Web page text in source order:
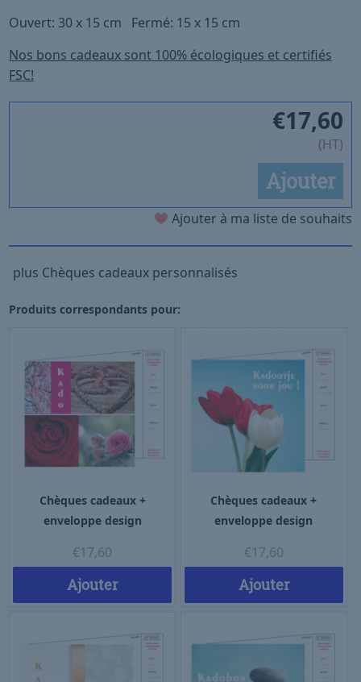
Ouvert: 30 x 15 cm Fermé: 15 x 15 cm
Nos bons cadeaux sont 100% écologiques et certifiés
FSC!
€17,60
(HT)
Ajouter
Ajouter à ma liste de souhaits
plus Chèques cadeaux personnalisés
Produits correspondants pour:
Chèques cadeaux +
enveloppe design
€17,60
Ajouter
Chèques cadeaux +
enveloppe design
€17,60
Ajouter